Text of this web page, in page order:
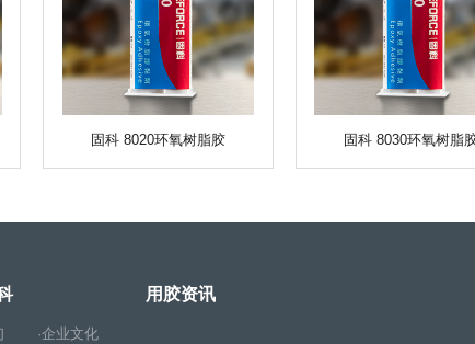
固科 8020环氧树脂胶 固科 8030环氧树脂
·企业文化
用胶资讯